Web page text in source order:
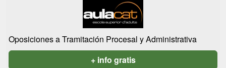
Oposiciones a Tramitación Procesal y Administrativa
+ info gratis